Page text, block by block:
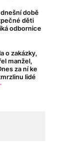
době
děti
odbornice
o zakázky,
manžel,
za ní ke
lidé